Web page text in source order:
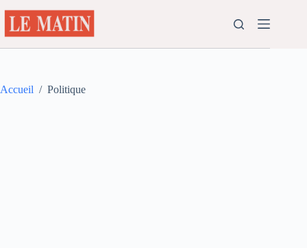
au
contenu
Accueil / Politique